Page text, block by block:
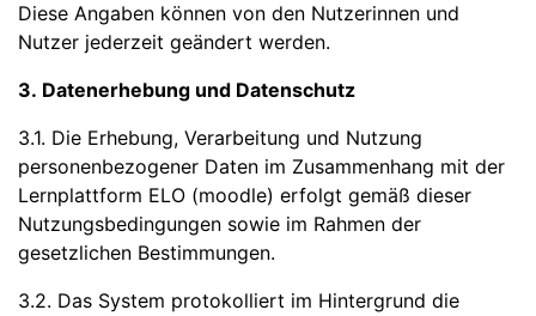
Diese Angaben können von den Nutzerinnen und
Nutzer jederzeit geändert werden.
3. Datenerhebung und Datenschutz
3.1. Die Erhebung, Verarbeitung und Nutzung
personenbezogener Daten im Zusammenhang mit der
Lernplattform ELO (moodle) erfolgt gemäß dieser
Nutzungsbedingungen sowie im Rahmen der
gesetzlichen Bestimmungen.
3.2. Das System protokolliert im Hintergrund die